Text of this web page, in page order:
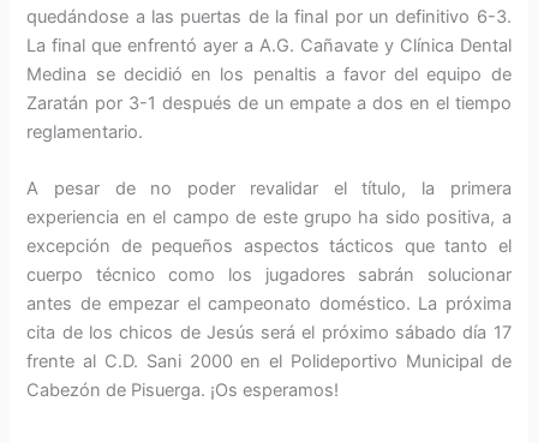
quedándose a las puertas de la final por un definitivo 6-3.
La final que enfrentó ayer a A.G. Cañavate y Clínica Dental
Medina se decidió en los penaltis a favor del equipo de
Zaratán por 3-1 después de un empate a dos en el tiempo
reglamentario.
A pesar de no poder revalidar el título, la primera
experiencia en el campo de este grupo ha sido positiva, a
excepción de pequeños aspectos tácticos que tanto el
cuerpo técnico como los jugadores sabrán solucionar
antes de empezar el campeonato doméstico. La próxima
cita de los chicos de Jesús será el próximo sábado día 17
frente al C.D. Sani 2000 en el Polideportivo Municipal de
Cabezón de Pisuerga. ¡Os esperamos!